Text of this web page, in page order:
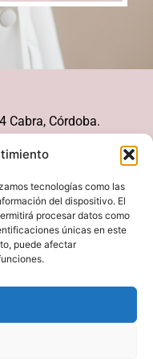
tecnologías como las
del dispositivo. El
procesar datos como
únicas en este
puede afectar
Cabra, Córdoba.